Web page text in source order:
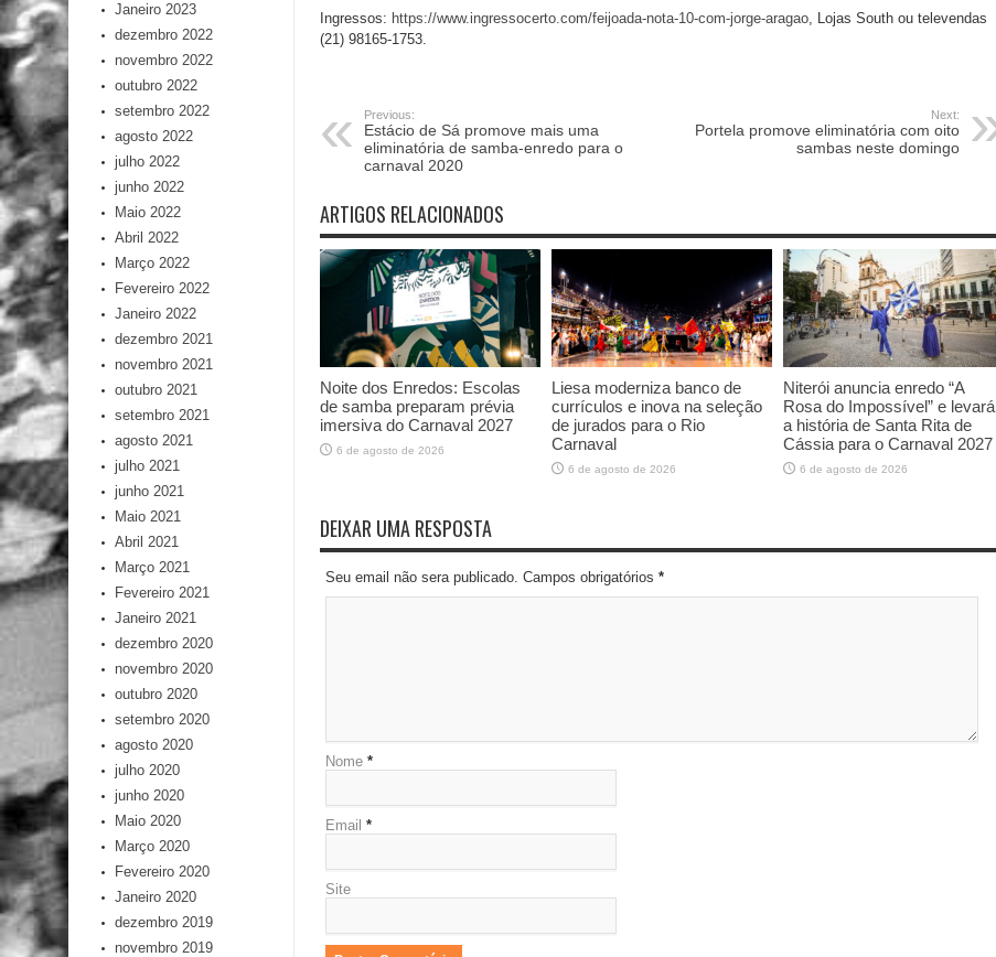
Ingressos: https://www.ingressocerto.com/feijoada-nota-10-com-jorge-aragao , Lojas South ou televendas
(21) 98165-1753.
Previous:
Estácio de Sá promove mais uma
eliminatória de samba-enredo para o
carnaval 2020
Next:
Portela promove eliminatória com oito
sambas neste domingo
ARTIGOS RELACIONADOS
Noite dos Enredos: Escolas
de samba preparam prévia
imersiva do Carnaval 2027
6 de agosto de 2026
Liesa moderniza banco de
currículos e inova na seleção
de jurados para o Rio
Carnaval
6 de agosto de 2026
Niterói anuncia enredo “A
Rosa do Impossível” e levará
a história de Santa Rita de
Cássia para o Carnaval 2027
6 de agosto de 2026
DEIXAR UMA RESPOSTA
Seu email não sera publicado. Campos obrigatórios *
Nome *
Email *
Site
Janeiro 2023
dezembro 2022
novembro 2022
outubro 2022
setembro 2022
agosto 2022
julho 2022
junho 2022
Maio 2022
Abril 2022
Março 2022
Fevereiro 2022
Janeiro 2022
dezembro 2021
novembro 2021
outubro 2021
setembro 2021
agosto 2021
julho 2021
junho 2021
Maio 2021
Abril 2021
Março 2021
Fevereiro 2021
Janeiro 2021
dezembro 2020
novembro 2020
outubro 2020
setembro 2020
agosto 2020
julho 2020
junho 2020
Maio 2020
Março 2020
Fevereiro 2020
Janeiro 2020
dezembro 2019
novembro 2019